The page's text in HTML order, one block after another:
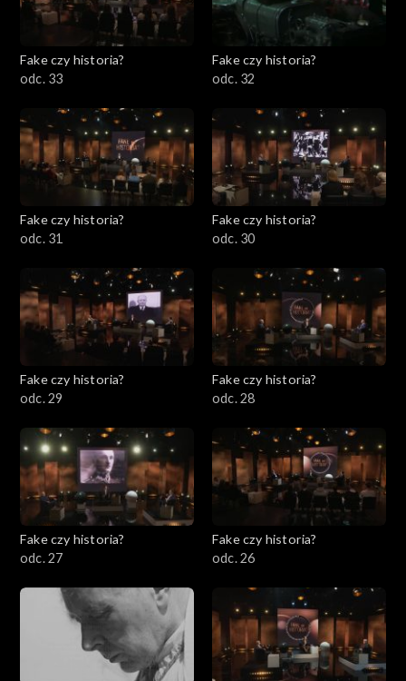
Fake czy historia?
odc. 33
Fake czy historia?
odc. 32
Fake czy historia?
odc. 31
Fake czy historia?
odc. 30
Fake czy historia?
odc. 29
Fake czy historia?
odc. 28
Fake czy historia?
odc. 27
Fake czy historia?
odc. 26